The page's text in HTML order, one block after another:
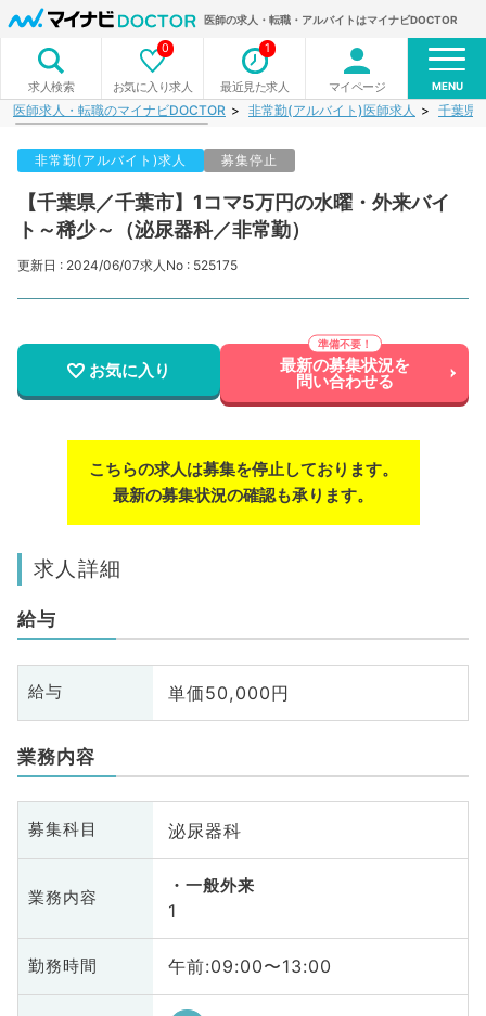
医師の求人・転職・アルバイトはマイナビDOCTOR
求人検索 お気に入り求人
0
最近見た求人
1
マイページ MENU
医師求人・転職のマイナビDOCTOR 非常勤(アルバイト)医師求人 千葉県
非常勤(アルバイト)求人 募集停止
【千葉県／千葉市】1コマ5万円の水曜・外来バイ
ト～稀少～（泌尿器科／非常勤）
更新日 : 2024/06/07求人No : 525175
お気に入り 最新の募集状況を
問い合わせる
こちらの求人は募集を停止しております。
最新の募集状況の確認も承ります。
求人詳細
給与
給与 単価50,000円
業務内容
募集科目 泌尿器科
業務内容
一般外来
1
勤務時間 午前:09:00〜13:00